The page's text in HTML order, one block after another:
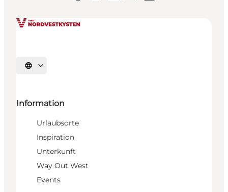
Sprache auswählen
Information
Urlaubsorte
Inspiration
Unterkunft
Way Out West
Events